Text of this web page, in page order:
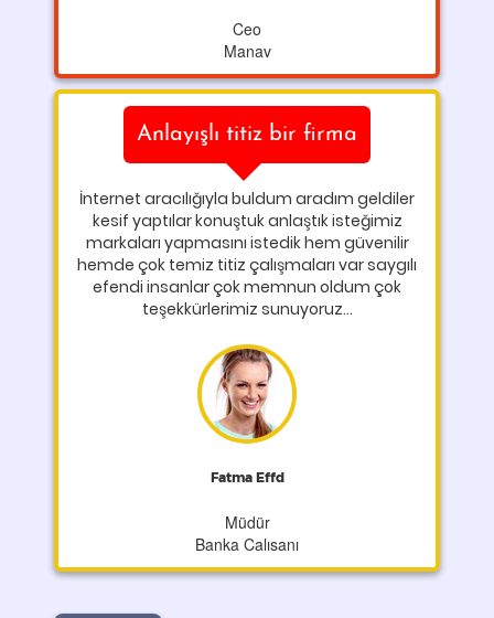
Ceo
Manav
Anlayışlı titiz bir firma
İnternet aracılığıyla buldum aradım geldiler
kesif yaptılar konuştuk anlaştık isteğimiz
markaları yapmasını istedik hem güvenilir
hemde çok temiz titiz çalışmaları var saygılı
efendi insanlar çok memnun oldum çok
teşekkürlerimiz sunuyoruz...
Fatma Effd
Müdür
Banka Calısanı